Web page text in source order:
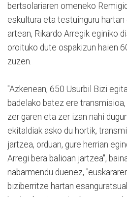
bertsolariaren omeneko
eskultura eta testuinguru
artean, Rikardo Arregik eginiko
oroituko dute ospakizun haien
zuzen.
"Azkenean, 650 Usurbil Bizi
badelako batez ere
zer garen eta zer izan nahi
ekitaldiak asko du hortik,
jartzea, orduan, gure herrian
Arregi bera balioan jartzea",
nabarmendu duenez,
biziberritze hartan